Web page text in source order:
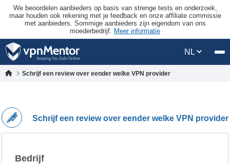
We beoordelen aanbieders op basis van strenge tests en onderzoek,
maar houden ook rekening met je feedback en onze affiliate commissie
met aanbieders. Sommige aanbieders zijn eigendom van ons
moederbedrijf. Meer informatie
NL
Schrijf een review over eender welke VPN provider
Schrijf een review over eender welke VPN provider
Bedrijf